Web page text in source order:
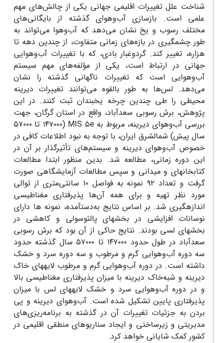
شناخت علل تغییرات اقلیمی جهانی یکی از چالش‌های مهم
علمی است. بازسازی آب‌وهوای گذشته از بایگانی‌های
مختلف رسوب و یخ نشان می‌دهد که آب‌وهوا می‌تواند به
طور چشمگیری در بازه‌های زمانی متفاوت، از چندین دهه تا
هزاره، تغییر کند. گردوغبار بادی، که با تغییرات آب‌وهوایی
جهانی در ارتباط است، یکی از مؤلفه‌های مهم سیستم
آب‌وهوایی است که تغییرات ناگهانی گذشته را نشان
می‌دهد. لس‌ها به طور بالقوه می‌توانند تغییرات دیرینه
محیطی را طی چندین چرخه یخبندان ثبت کنند. در این
پژوهش، برش رسوبی سعدآباد، واقع در استان گرگان، جهت
بررسی آب‌وهوای دیرینه، مربوط بهMIS ۵e
(۱۴۷۰۰۰ تا ۵۷۰۰۰
سال پیش) شمال‏شرق ایران، با توجه به نبود اطلاعات کافی در
خصوص آب‌وهوای دیرینه و سیستم‌های تأثیرگذار بر آن در
این دوره زمانی، مطالعه شد. بدین منظور ابتدا مطالعات
کتابخانه‏ای و میدانی و سپس مطالعات آزمایشگاهی صورت
گرفت و تعداد ۹۲ نمونه به فواصل ۱۰ سانتی‌متری از توالی
مورد نظر تهیه و برای همه آن‌ها پذیرفتاری مغناطیسی
اندازه‏گیری شد. بر اساس نتایج به‌دست‏آمده، نمونه‏ ها دارای
نوسانات افزایشی در بخش‏های پالئوسولی و کاهشی در
بخش‏های لسی بودند. نتایج حاکی از آن بود که برش رسوبی
سعدآباد در طول حدود ۱۴۷۰۰۰ تا ۵۷۰۰۰ سال گذشته حدود
سه دوره آب‌وهوایی گرم و مرطوب و سه دوره سرد و خشک
داشته است. در دوره آب‌وهوایی گرم و مرطوب لایه‏های خاک
دیرینه و شبه‌خاک دیرینه با میزان پذیرفتاری مغناطیسی بالا
و در دوره آب‌وهوایی سرد و خشک لایه‏های لس با میزان
پذیرفتاری پایین تشکیل شده است. آب‌وهوای دیرینه و پی
بردن به جزئیات تغییرات آن در گذشته به برنامه‌ریزی‌های
مدیریتی و زیرساختی و ایجاد سناریوهای منطقی اقلیمی در
کشور کمک شایانی خواهد کرد.